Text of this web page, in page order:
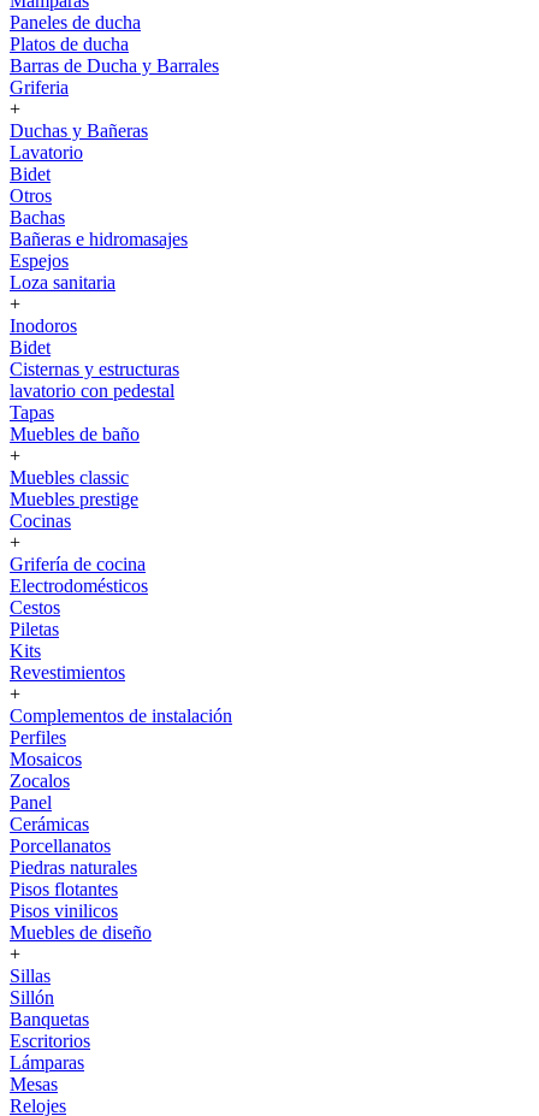
Paneles de ducha
Platos de ducha
Barras de Ducha y Barrales
Griferia
+
Duchas y Bañeras
Lavatorio
Bidet
Otros
Bachas
Bañeras e hidromasajes
Espejos
Loza sanitaria
+
Inodoros
Bidet
Cisternas y estructuras
lavatorio con pedestal
Tapas
Muebles de baño
+
Muebles classic
Muebles prestige
Cocinas
+
Grifería de cocina
Electrodomésticos
Cestos
Piletas
Kits
Revestimientos
+
Complementos de instalación
Perfiles
Mosaicos
Zocalos
Panel
Cerámicas
Porcellanatos
Piedras naturales
Pisos flotantes
Pisos vinilicos
Muebles de diseño
+
Sillas
Sillón
Banquetas
Escritorios
Lámparas
Mesas
Relojes